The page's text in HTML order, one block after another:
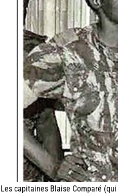
Les capitaines Blaise Comparé